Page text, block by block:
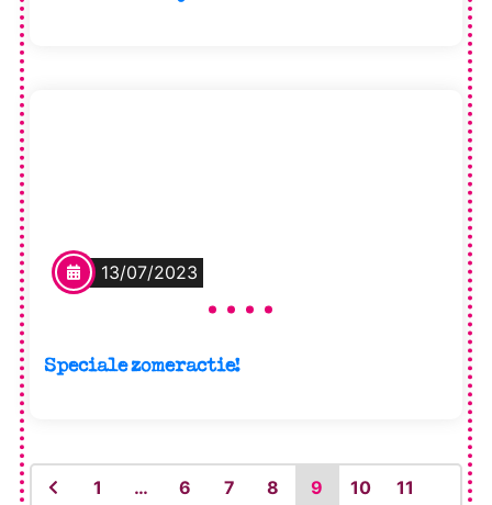
13/07/2023
Speciale zomeractie!
1 … 6 7 8 9 10
11